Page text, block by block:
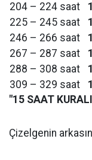
204 – 224 saat
225 – 245 saat
246 – 266 saat
267 – 287 saat
288 – 308 saat
309 – 329 saat
"15 SAAT
Çizelgenin